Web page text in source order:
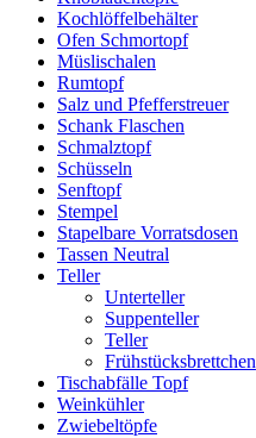
Kochlöffelbehälter
Ofen Schmortopf
Müslischalen
Rumtopf
Salz und Pfefferstreuer
Schank Flaschen
Schmalztopf
Schüsseln
Senftopf
Stempel
Stapelbare Vorratsdosen
Tassen Neutral
Teller
Unterteller
Suppenteller
Teller
Frühstücksbrettchen
Tischabfälle Topf
Weinkühler
Zwiebeltöpfe